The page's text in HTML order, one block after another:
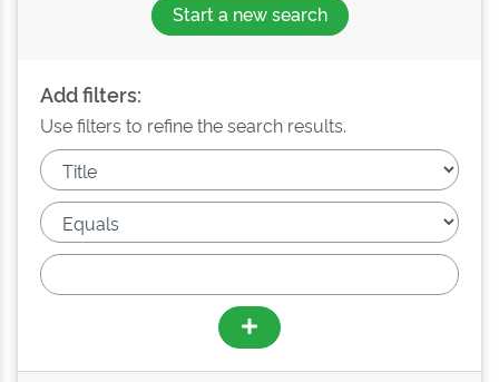
Start a new search
Add filters:
Use filters to refine the search results.